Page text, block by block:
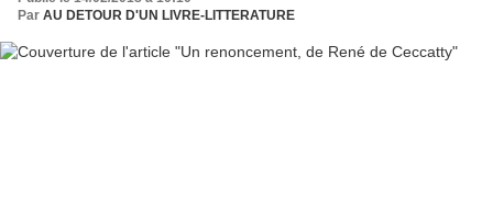
Par AU DETOUR D'UN LIVRE-LITTERATURE